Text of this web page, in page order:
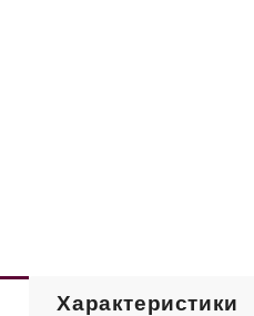
Характеристики